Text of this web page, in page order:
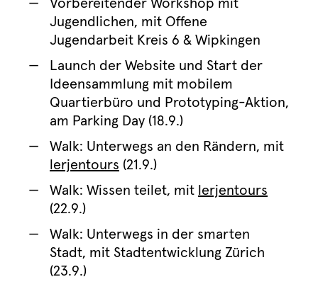
Vorbereitender Workshop mit
Jugendlichen, mit Offene
Jugendarbeit Kreis 6 & Wipkingen
Launch der Website und Start der
Ideensammlung mit mobilem
Quartierbüro und Prototyping-Aktion,
am Parking Day (18.9.)
Walk: Unterwegs an den Rändern, mit
lerjentours (21.9.)
Walk: Wissen teilet, mit lerjentours
(22.9.)
Walk: Unterwegs in der smarten
Stadt, mit Stadtentwicklung Zürich
(23.9.)